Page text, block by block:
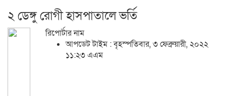
২ ডেঙ্গু রোগী হাসপাতালে ভর্তি
রিপোর্টার নাম
আপডেট টাইম : বৃহস্পতিবার, ৩ ফেব্রুয়ারী, ২০২২
১১:২৩ এএম